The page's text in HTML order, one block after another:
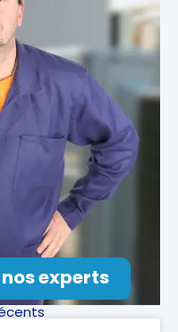
experts